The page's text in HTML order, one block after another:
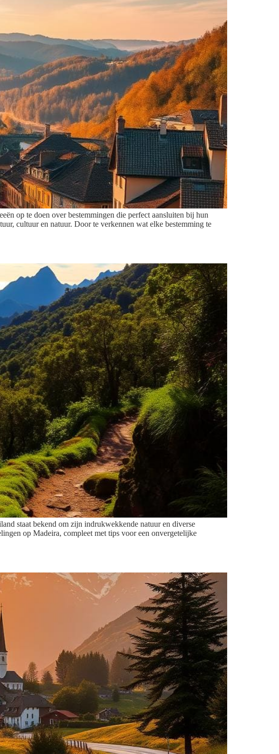
op te doen over bestemmingen die perfect aansluiten bij hun
cultuur en natuur. Door te verkennen wat elke bestemming te
staat bekend om zijn indrukwekkende natuur en diverse
op Madeira, compleet met tips voor een onvergetelijke